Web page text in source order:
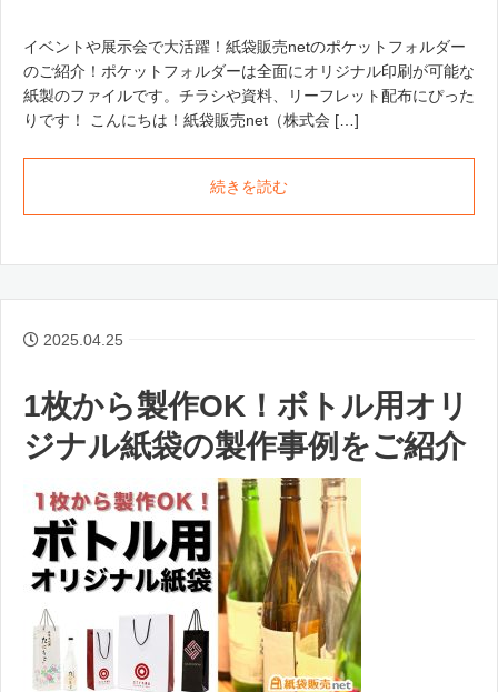
イベントや展示会で大活躍！紙袋販売netのポケットフォルダー
のご紹介！ポケットフォルダーは全面にオリジナル印刷が可能な
紙製のファイルです。チラシや資料、リーフレット配布にぴった
りです！ こんにちは！紙袋販売net（株式会 […]
続きを読む
2025.04.25
1枚から製作OK！ボトル用オリ
ジナル紙袋の製作事例をご紹介